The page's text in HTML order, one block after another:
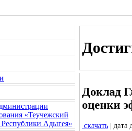
«Теучежский
Адыгея»
Доклад
оценки
скачать | дата